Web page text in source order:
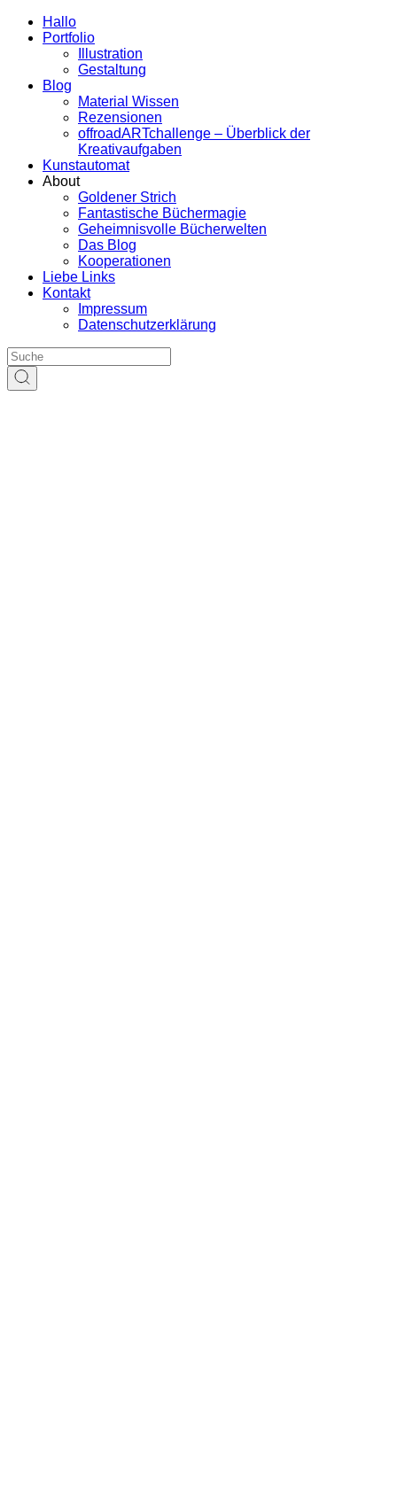
Hallo
Portfolio
Illustration
Gestaltung
Blog
Material Wissen
Rezensionen
offroadARTchallenge – Überblick der
Kreativaufgaben
Kunstautomat
About
Goldener Strich
Fantastische Büchermagie
Geheimnisvolle Bücherwelten
Das Blog
Kooperationen
Liebe Links
Kontakt
Impressum
Datenschutzerklärung